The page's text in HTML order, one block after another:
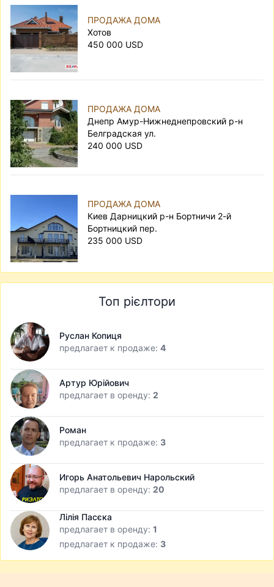
ПРОДАЖА ДОМА
Хотов
450 000 USD
ПРОДАЖА ДОМА
Днепр Амур-Нижнеднепровский р-н
Белградская ул.
240 000 USD
ПРОДАЖА ДОМА
Киев Дарницкий р-н Бортничи 2-й
Бортницкий пер.
235 000 USD
Топ рієлтори
Руслан Копиця
предлагает к продаже: 4
Артур Юрійович
предлагает в оренду: 2
Роман
предлагает к продаже: 3
Игорь Анатольевич Нарольский
предлагает в оренду: 20
Лілія Пасєка
предлагает в оренду: 1
предлагает к продаже: 3